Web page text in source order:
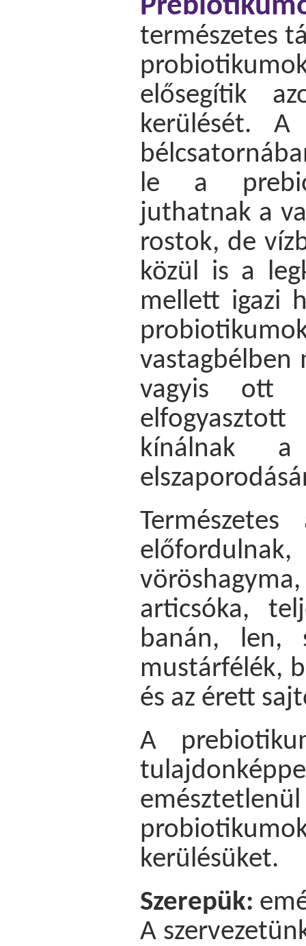
természetes
elősegítik
kerülését.
le a
juthatnak a
rostok, de
közül is a
mellett igazi
vastagbélben
vagyis ott
kínálnak a
articsóka,
banán, len,
mustárfélék,
és az érett
A
kerülésüket.
Szerepük:
A